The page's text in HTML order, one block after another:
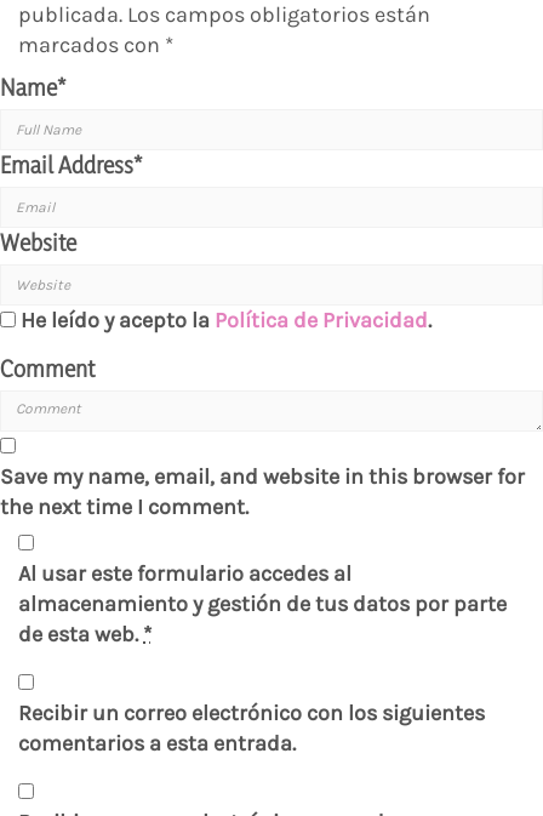
publicada. Los campos obligatorios están
marcados con *
Name*
Email Address*
Website
He leído y acepto la Política de Privacidad.
Comment
Save my name, email, and website in this browser for
the next time I comment.
Al usar este formulario accedes al
almacenamiento y gestión de tus datos por parte
de esta web.*
Recibir un correo electrónico con los siguientes
comentarios a esta entrada.